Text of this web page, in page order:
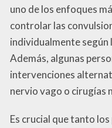
uno de los enfoques
controlar las
individualmente según
Además, algunas
intervenciones
nervio vago o cirugías
Es crucial que tanto